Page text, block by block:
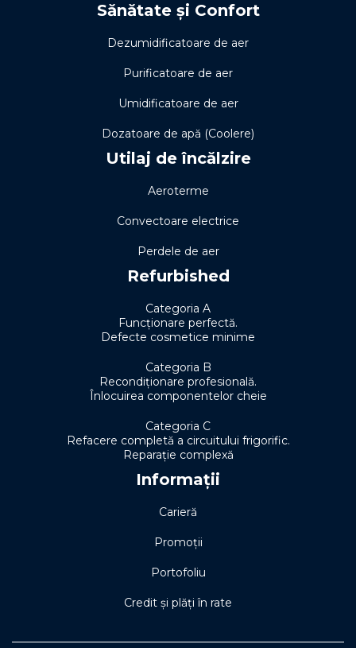
Sănătate și Confort
Dezumidificatoare de aer
Purificatoare de aer
Umidificatoare de aer
Dozatoare de apă (Coolere)
Utilaj de încălzire
Aeroterme
Convectoare electrice
Perdele de aer
Refurbished
Categoria A
Funcționare perfectă.
Defecte cosmetice minime
Categoria B
Recondiționare profesională.
Înlocuirea componentelor cheie
Categoria C
Refacere completă a circuitului frigorific.
Reparație complexă
Informații
Carieră
Promoții
Portofoliu
Credit și plăți în rate